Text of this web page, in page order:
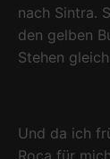
nach Sintra.
den gelben
Stehen
Und da ich
Roca für